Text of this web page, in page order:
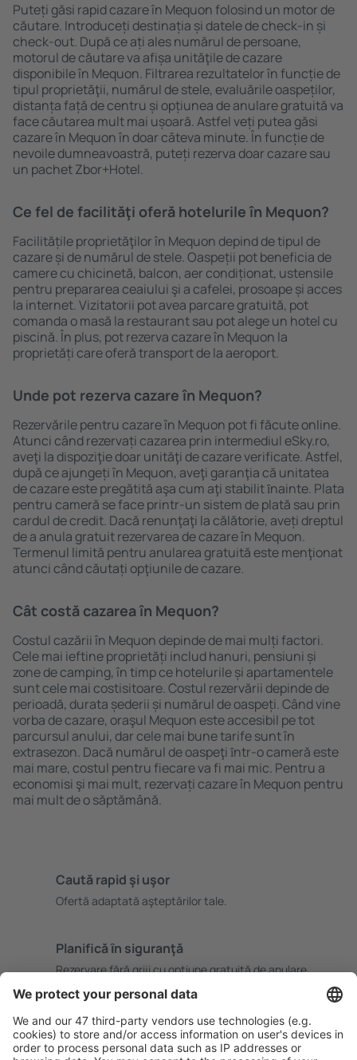
Puteți găsi rapid cazare în Mequon folosind un motor de
căutare. Introduceți destinația și datele de check-in și
check-out. După ce ați ales numărul de persoane,
motorul de căutare va afișa unităţile de cazare
disponibile în Mequon. Filtrarea rezultatelor în funcție de
tipul proprietăţii, numărul de stele, evaluările oaspeților,
distanța față de centru și opțiunea de anulare gratuită va
face căutarea mult mai ușoară. Astfel veți putea găsi
cazare în Mequon în doar câteva minute. În funcție de
nevoile dumneavoastră, puteți rezerva doar cazare sau
un pachet Zbor+Hotel.
Ce fel de facilităţi oferă hotelurile în Mequon?
Facilitățile proprietăţilor în Mequon depind de tipul de
cazare și de numărul de stele. Oaspeții pot beneficia de
camere cu chicinetă, balcon, aer condiționat, ustensile
pentru prepararea ceaiului şi a cafelei, prosoape și acces
la internet. Vizitatorii pot avea parcare gratuită, pot
comanda o masă la restaurant sau pot alege un hotel cu
piscină. În plus, pot rezerva cazare în Mequon la
proprietăți care oferă transport de la aeroport.
Unde pot rezerva cazare în Mequon?
Rezervările pentru cazare în Mequon pot fi făcute online.
Atunci când rezervați cazarea prin intermediul eSky.ro,
aveţi la dispoziţie doar unităţi de cazare verificate. Astfel,
după ce ajungeți în Mequon, aveţi garanţia că unitatea
de cazare este pregătită aşa cum aţi stabilit ȋnainte. Plata
pentru cameră se face printr-un sistem de plată sau prin
cardul de credit. Dacă renunţaţi la călătorie, aveți dreptul
de a anula gratuit rezervarea de cazare în Mequon.
Termenul limită pentru anularea gratuită este menţionat
atunci când căutați opţiunile de cazare.
Cât costă cazarea în Mequon?
Costul cazării în Mequon depinde de mai mulți factori.
Cele mai ieftine proprietăți includ hanuri, pensiuni și
zone de camping, în timp ce hotelurile și apartamentele
sunt cele mai costisitoare. Costul rezervării depinde de
perioadă, durata șederii și numărul de oaspeți. Când vine
vorba de cazare, oraşul Mequon este accesibil pe tot
parcursul anului, dar cele mai bune tarife sunt în
extrasezon. Dacă numărul de oaspeţi ȋntr-o cameră este
mai mare, costul pentru fiecare va fi mai mic. Pentru a
economisi şi mai mult, rezervați cazare în Mequon pentru
mai mult de o săptămână.
Caută rapid şi uşor
Ofertă adaptată aşteptărilor tale.
Planifică ȋn siguranţă
Rezervare fără griji cu opțiune gratuită de anulare.
Economiseşte mai mult
Prețuri atractive și oferte speciale pentru utilizatorii
conectați.